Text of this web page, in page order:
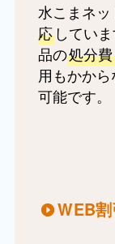
水こまネッ
応してい
品の処分
用もかか
可能です。
WEB